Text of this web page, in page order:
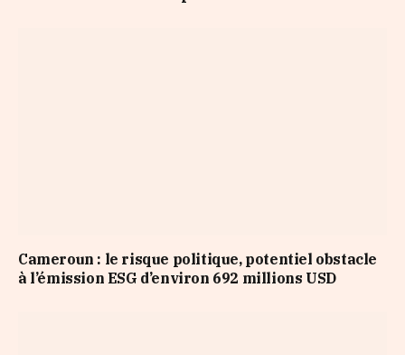
Cameroun : le risque politique, potentiel obstacle
à l’émission ESG d’environ 692 millions USD